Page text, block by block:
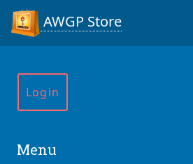
AWGP Store
Login
Menu